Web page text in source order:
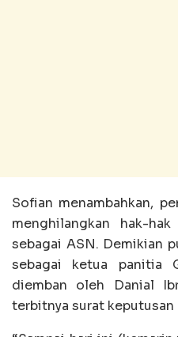
Sofian menambahkan,
menghilangkan hak-
sebagai ASN. Demikian
sebagai ketua panitia
diemban oleh Danial
terbitnya surat